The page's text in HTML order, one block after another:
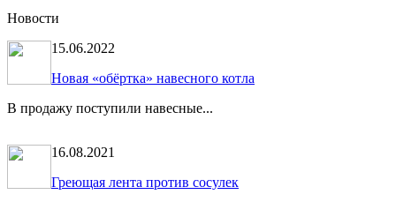
Новости
15.06.2022
Новая «обёртка» навесного котла
В продажу поступили навесные...
16.08.2021
Греющая лента против сосулек